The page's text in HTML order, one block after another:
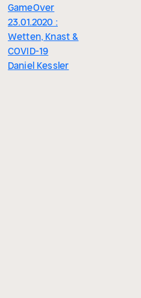
GameOver
23.01.2020 :
Wetten, Knast &
COVID-19
Daniel Kessler